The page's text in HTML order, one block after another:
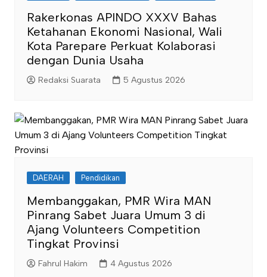
Rakerkonas APINDO XXXV Bahas
Ketahanan Ekonomi Nasional, Wali
Kota Parepare Perkuat Kolaborasi
dengan Dunia Usaha
Redaksi Suarata 5 Agustus 2026
DAERAH Pendidikan
Membanggakan, PMR Wira MAN
Pinrang Sabet Juara Umum 3 di
Ajang Volunteers Competition
Tingkat Provinsi
Fahrul Hakim 4 Agustus 2026